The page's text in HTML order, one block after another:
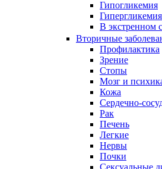
Гипогликемия
В экстренном
Вторичные
Профилактика
Зрение
Стопы
Мозг и
Кожа
Сердечно-
Рак
Печень
Легкие
Нервы
Почки
Сексуальные